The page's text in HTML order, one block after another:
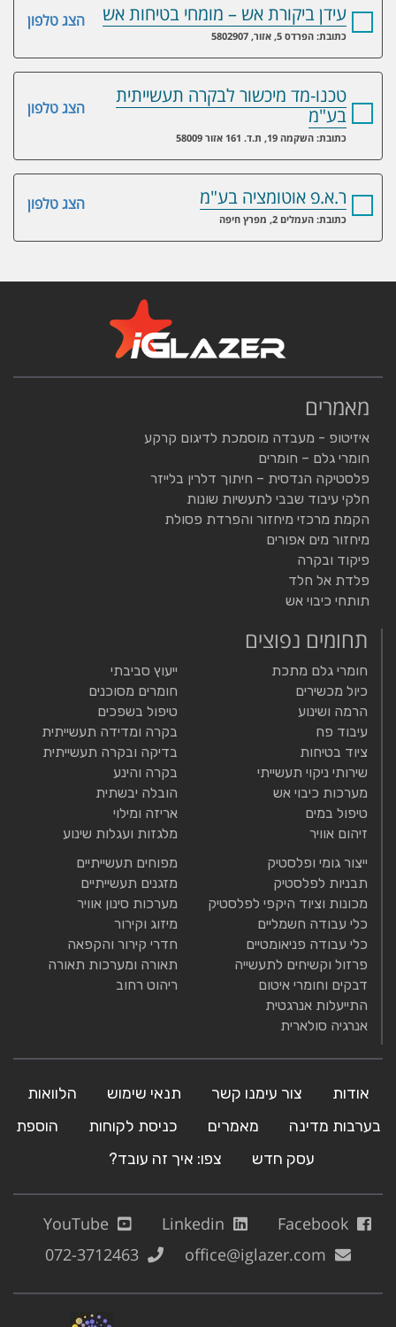
הצג טלפון עידן ביקורת אש – מומחי בטיחות אש
כתובת: הפרדס 5, אזור, 5802907
הצג טלפון
טכנו-מד מיכשור לבקרה תעשייתית
בע"מ
כתובת: השקמה 19, ת.ד. 161 אזור 58009
הצג טלפון ר.א.פ אוטומציה בע"מ
כתובת: העמלים 2, מפרץ חיפה
מאמרים
איזיטופ - מעבדה מוסמכת לדיגום קרקע
חומרי גלם – חומרים
פלסטיקה הנדסית – חיתוך דלרין בלייזר
חלקי עיבוד שבבי לתעשיות שונות
הקמת מרכזי מיחזור והפרדת פסולת
מיחזור מים אפורים
פיקוד ובקרה
פלדת אל חלד
תותחי כיבוי אש
תחומים נפוצים
חומרי גלם מתכת
כיול מכשירים
הרמה ושינוע
עיבוד פח
ציוד בטיחות
שירותי ניקוי תעשייתי
מערכות כיבוי אש
טיפול במים
זיהום אוויר
ייעוץ סביבתי
חומרים מסוכנים
טיפול בשפכים
בקרה ומדידה תעשייתית
בדיקה ובקרה תעשייתית
בקרה והינע
הובלה יבשתית
אריזה ומילוי
מלגזות ועגלות שינוע
ייצור גומי ופלסטיק
תבניות לפלסטיק
מכונות וציוד היקפי לפלסטיק
כלי עבודה חשמליים
כלי עבודה פניאומטיים
פרזול וקשיחים לתעשייה
דבקים וחומרי איטום
התייעלות אנרגטית
אנרגיה סולארית
מפוחים תעשייתיים
מזגנים תעשייתיים
מערכות סינון אוויר
מיזוג וקירור
חדרי קירור והקפאה
תאורה ומערכות תאורה
ריהוט רחוב
אודות צור עימנו קשר תנאי שימוש
הלוואות
בערבות מדינה
מאמרים כניסת לקוחות
הוספת
עסק חדש
צפו: איך זה עובד?
Facebook